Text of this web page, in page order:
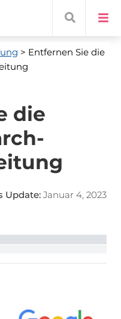
> Entfernen Sie die
die
Update: Januar 4, 2023